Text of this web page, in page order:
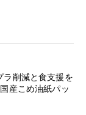
ラ削減と食支援を
産こめ油紙パッ